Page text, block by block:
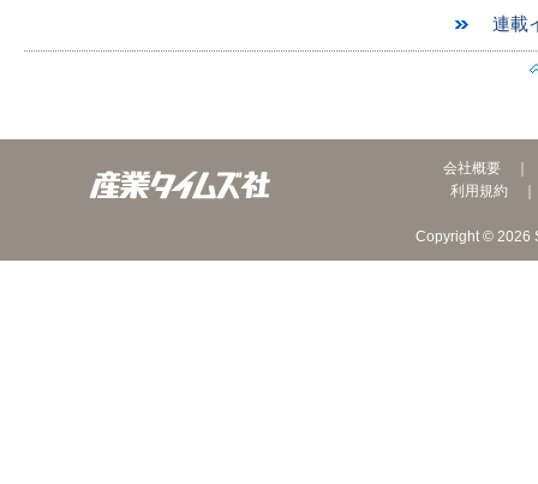
連載
会社概要
利用規約
Copyright © 2026